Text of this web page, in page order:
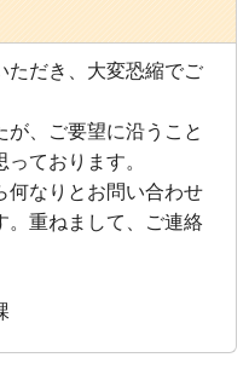
だき、大変恐縮でご
、ご要望に沿うこと
ております。
なりとお問い合わせ
。重ねまして、ご連絡